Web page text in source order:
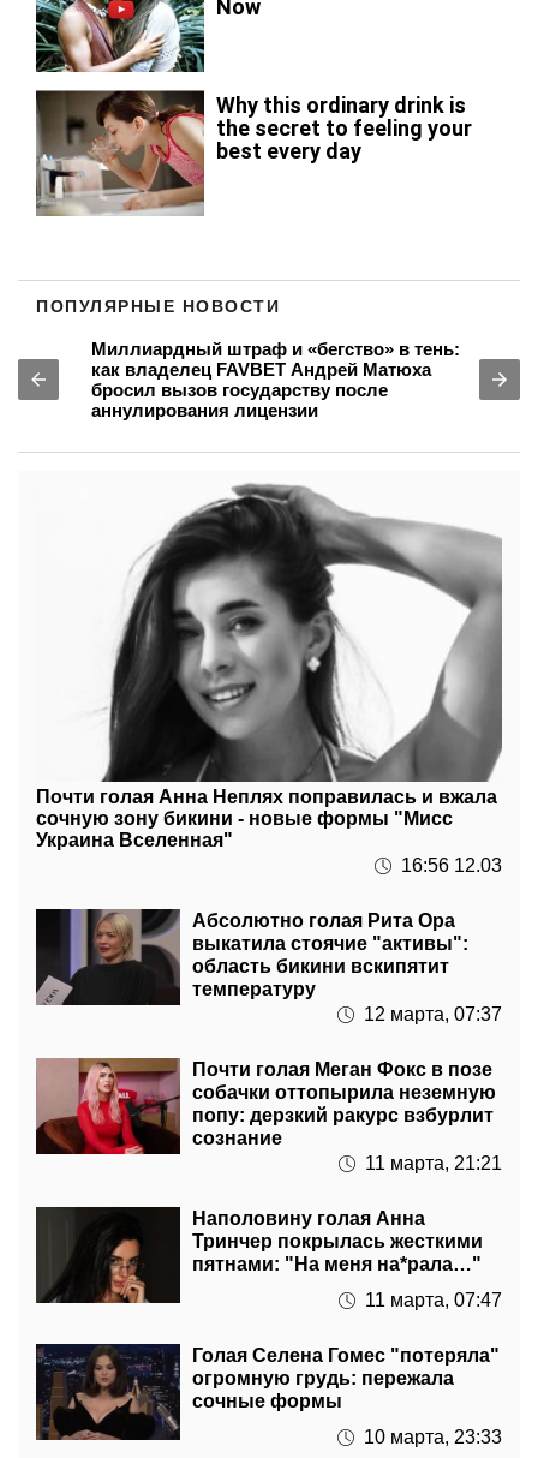
Миллиардный штраф и «бегство» в тень:
бросил вызов государству после
аннулирования лицензии
Почти голая Анна Неплях поправилась и вжала
сочную зону бикини - новые формы "Мисс
Украина Вселенная"
16:56 12.03
Абсолютно голая Рита Ора
область бикини вскипятит
температуру
12 марта, 07:37
Почти голая Меган Фокс в позе
попу: дерзкий ракурс взбурлит
сознание
11 марта, 21:21
Наполовину голая Анна
пятнами: "На меня на*рала…"
11 марта, 07:47
Голая Селена Гомес "потеряла"
сочные формы
10 марта, 23:33
Голая Дакота Джонсон